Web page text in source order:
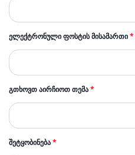
ᲔᲚᲔᲥᲢᲠᲝᲜᲣᲚᲘ ᲤᲝᲡᲢᲘᲡ ᲛᲘᲡᲐᲛᲐᲠᲗᲘ*
ᲒᲗᲮᲝᲕᲗ ᲐᲘᲠᲩᲘᲝᲗ ᲗᲔᲛᲐ*
ᲨᲔᲢᲧᲝᲑᲘᲜᲔᲑᲐ*